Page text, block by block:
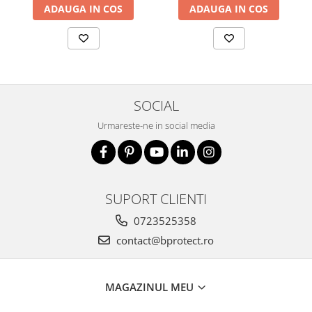
Iluminat si electrice
Masini de amestecat si vopsit
Masini de slefuit si rindeluit
Polizoare unghiulare
Scule electrice de banc
Semnalizare și delimitare
ADAUGA IN COS ADAUGA IN COS
SOCIAL
Urmareste-ne in social media
SUPORT CLIENTI
0723525358
contact@bprotect.ro
MAGAZINUL MEU